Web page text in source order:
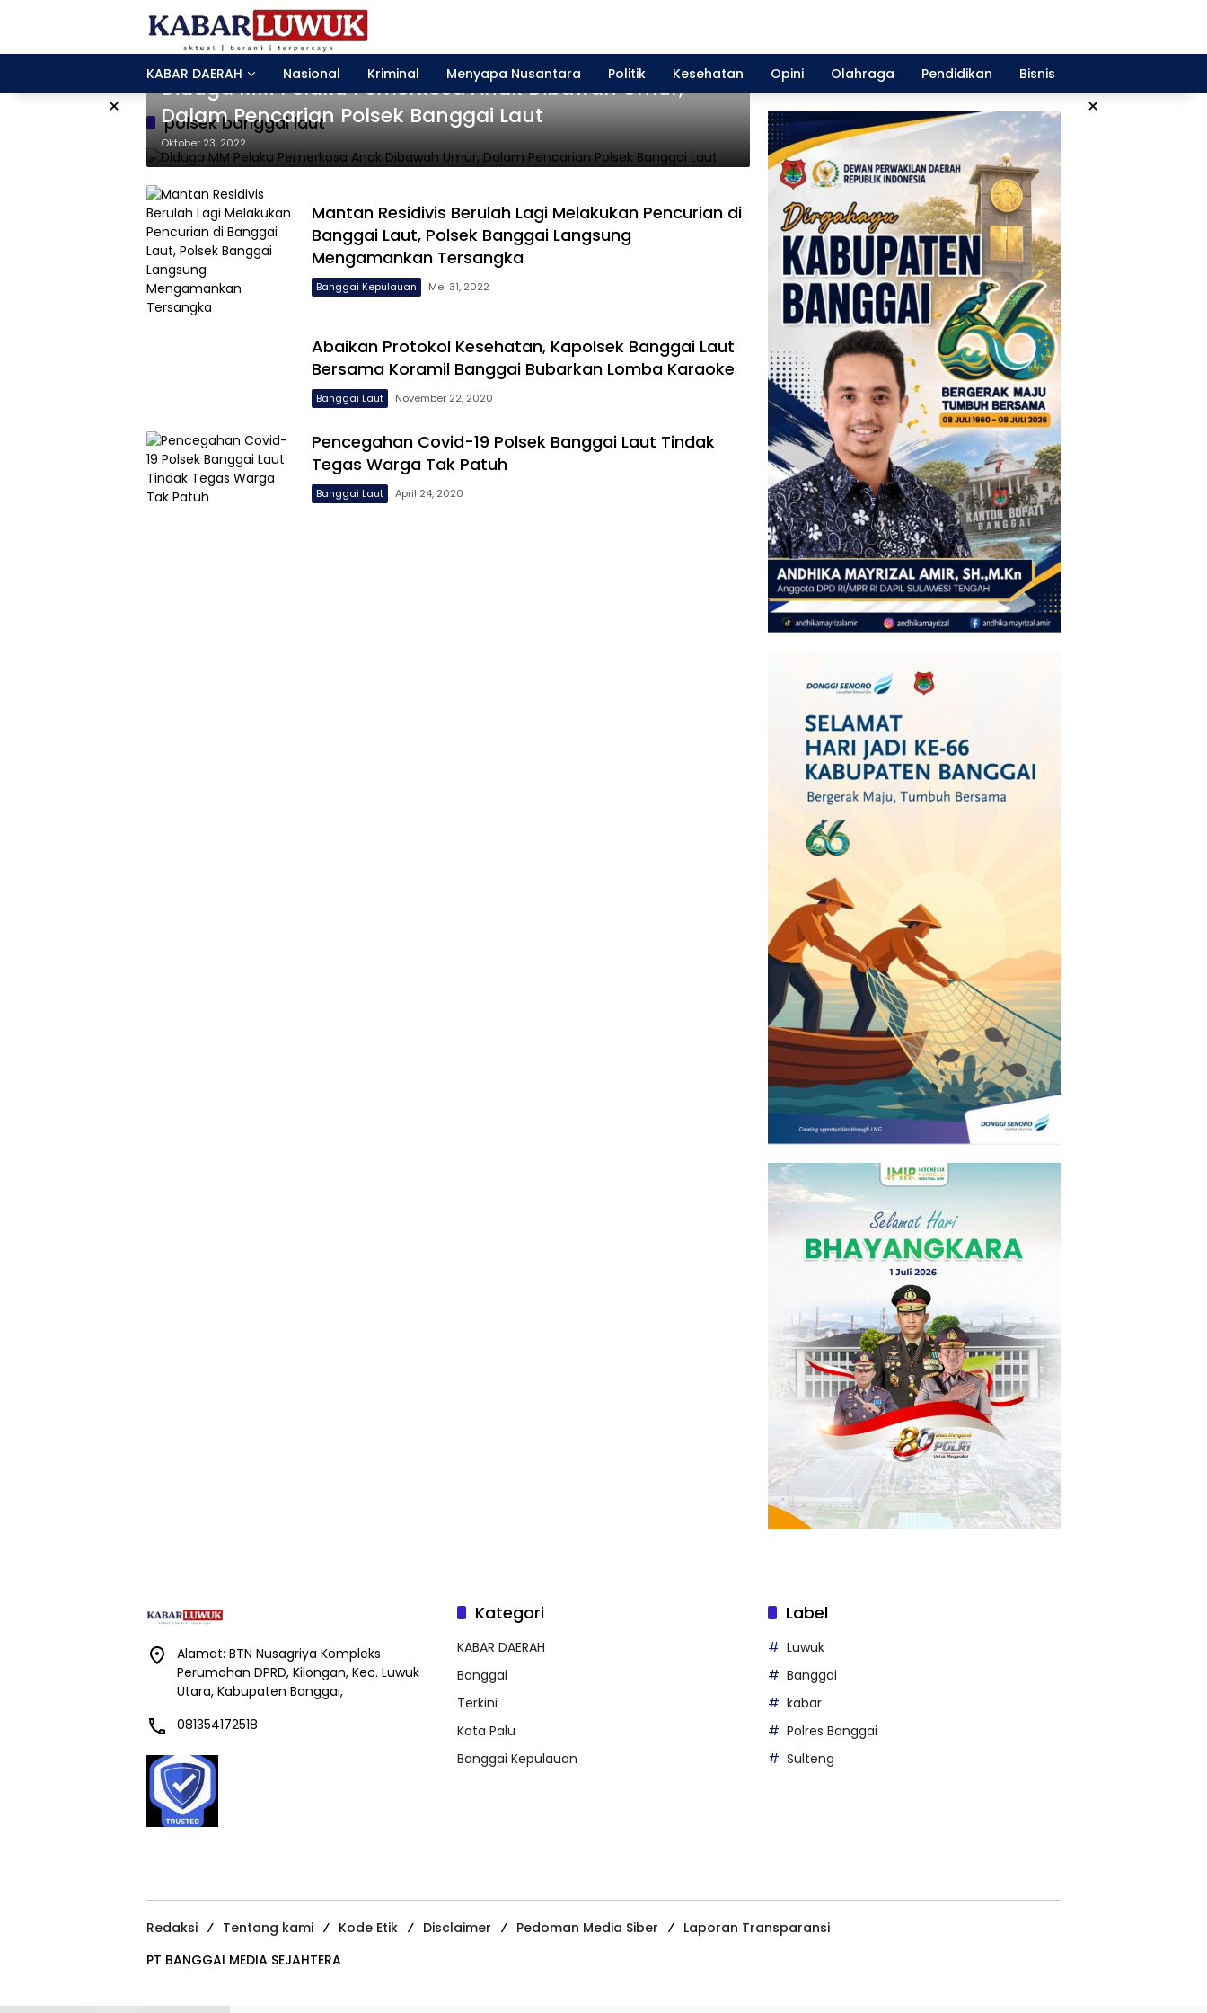
KABAR DAERAH
Nasional Kriminal Menyapa Nusantara Politik Kesehatan Opini Olahraga Pendidikan Bisnis
× ×
polsek banggai laut
Diduga MM Pelaku Pemerkosa Anak Dibawah Umur,
Dalam Pencarian Polsek Banggai Laut
Oktober 23, 2022
Mantan Residivis Berulah Lagi Melakukan Pencurian di
Banggai Laut, Polsek Banggai Langsung
Mengamankan Tersangka
Banggai Kepulauan Mei 31, 2022
Abaikan Protokol Kesehatan, Kapolsek Banggai Laut
Bersama Koramil Banggai Bubarkan Lomba Karaoke
Banggai Laut November 22, 2020
Pencegahan Covid-19 Polsek Banggai Laut Tindak
Tegas Warga Tak Patuh
Banggai Laut April 24, 2020
Alamat: BTN Nusagriya Kompleks
Perumahan DPRD, Kilongan, Kec. Luwuk
Utara, Kabupaten Banggai,
081354172518
Kategori
KABAR DAERAH
Banggai
Terkini
Kota Palu
Banggai Kepulauan
Label
Luwuk
Banggai
kabar
Polres Banggai
Sulteng
Redaksi Tentang kami Kode Etik Disclaimer Pedoman Media Siber
Laporan Transparansi
PT BANGGAI MEDIA SEJAHTERA